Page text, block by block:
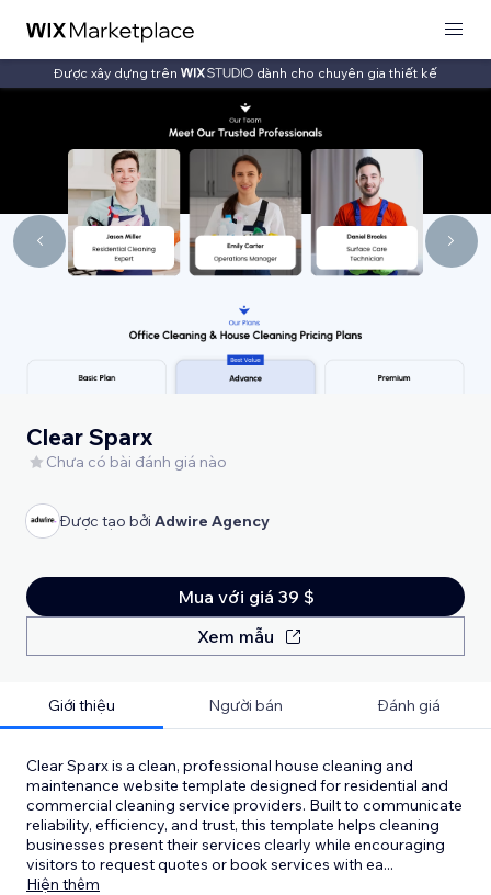
Được xây dựng trên dành cho chuyên gia thiết kế
Clear Sparx
Chưa có bài đánh giá nào
Được tạo bởi Adwire Agency
Mua với giá 39 $
Xem mẫu
Giới thiệu Người bán Đánh giá
Clear Sparx is a clean, professional house cleaning and
maintenance website template designed for residential and
commercial cleaning service providers. Built to communicate
reliability, efficiency, and trust, this template helps cleaning
businesses present their services clearly while encouraging
visitors to request quotes or book services with ea...
Hiện thêm